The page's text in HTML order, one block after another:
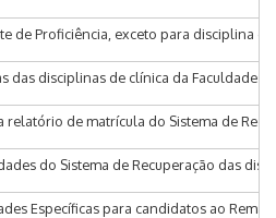
de Proficiência, exceto para disciplina
das disciplinas de clínica da Faculdade
relatório de matrícula do Sistema de
do Sistema de Recuperação das
Específicas para candidatos ao